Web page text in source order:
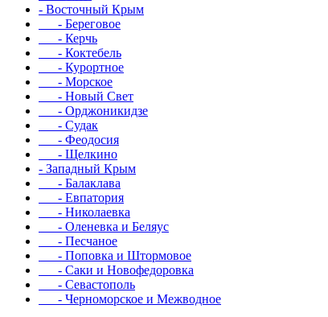
- Восточный Крым
- Береговое
- Керчь
- Коктебель
- Курортное
- Морское
- Новый Свет
- Орджоникидзе
- Судак
- Феодосия
- Щелкино
- Западный Крым
- Балаклава
- Евпатория
- Николаевка
- Оленевка и Беляус
- Песчаное
- Поповка и Штормовое
- Саки и Новофедоровка
- Севастополь
- Черноморское и Межводное